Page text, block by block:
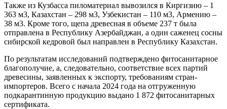
Также из Кузбасса пиломатериал вывозился в Киргизию – 1
363 м3, Казахстан – 298 м3, Узбекистан – 110 м3, Армению –
38 м3. Кроме того, щепа древесная в объеме 237 т была
отправлена в Республику Азербайджан, а один саженец сосны
сибирской кедровой был направлен в Республику Казахстан.
По результатам исследований подтверждено фитосанитарное
благополучие, а, следовательно, соответствие всех партий
древесины, заявленных к экспорту, требованиям стран-
импортеров. Всего с начала 2024 года на отгруженную
подкарантинную продукцию выдано 1 872 фитосанитарных
сертификата.